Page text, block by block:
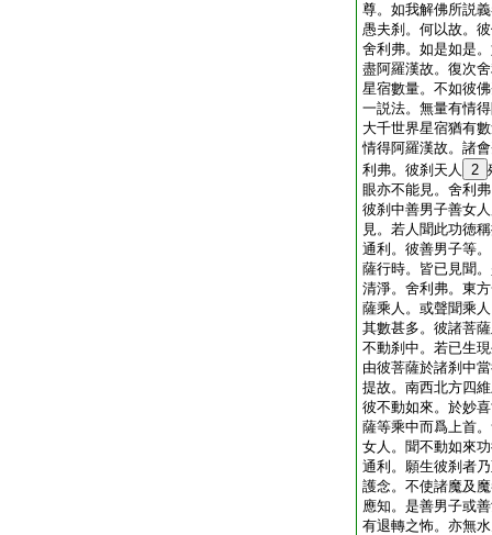
尊。如我解佛所説
愚夫刹。何以故。
舍利弗。如是如是
盡阿羅漢故。復次
星宿數量。不如彼
一説法。無量有情
大千世界星宿猶有
情得阿羅漢故。諸
利弗。彼刹天人
2
眼亦不能見。舍利
彼刹中善男子善女
見。若人聞此功徳
通利。彼善男子等
薩行時。皆已見聞
清淨。舍利弗。東
薩乘人。或聲聞乘
其數甚多。彼諸菩
不動刹中。若已生
由彼菩薩於諸刹中
提故。南西北方四
彼不動如來。於妙
薩等乘中而爲上首
女人。聞不動如來
通利。願生彼刹者
護念。不使諸魔及
應知。是善男子或
有退轉之怖。亦無